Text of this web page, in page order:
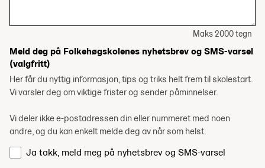
Maks 2000 tegn
Meld deg på Folkehøgskolenes nyhetsbrev og SMS-varsel
(valgfritt)
Her får du nyttig informasjon, tips og triks helt frem til skolestart.
Vi varsler deg om viktige frister og sender påminnelser.
Vi deler ikke e-postadressen din eller nummeret med noen
andre, og du kan enkelt melde deg av når som helst.
Ja takk, meld meg på nyhetsbrev og SMS-varsel